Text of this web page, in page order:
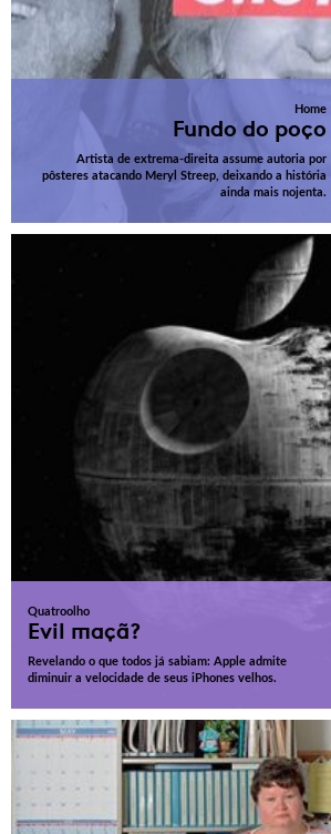
Home
Fundo do poço
Artista de extrema-direita assume autoria por
pôsteres atacando Meryl Streep, deixando a história
ainda mais nojenta.
Quatroolho
Evil maçã?
Revelando o que todos já sabiam: Apple admite
diminuir a velocidade de seus iPhones velhos.